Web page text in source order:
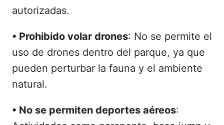
autorizadas.
• Prohibido volar drones: No se permite el
uso de drones dentro del parque, ya que
pueden perturbar la fauna y el ambiente
natural.
• No se permiten deportes aéreos: